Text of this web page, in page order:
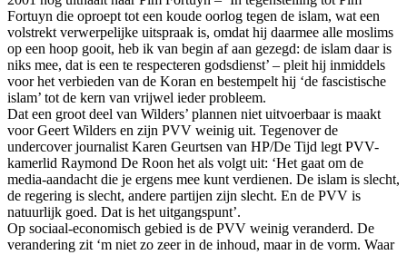
Fortuyn die oproept tot een koude oorlog tegen de islam, wat een
volstrekt verwerpelijke uitspraak is, omdat hij daarmee alle moslims
op een hoop gooit, heb ik van begin af aan gezegd: de islam daar is
niks mee, dat is een te respecteren godsdienst’ – pleit hij inmiddels
voor het verbieden van de Koran en bestempelt hij ‘de fascistische
islam’ tot de kern van vrijwel ieder probleem.
Dat een groot deel van Wilders’ plannen niet uitvoerbaar is maakt
voor Geert Wilders en zijn PVV weinig uit. Tegenover de
undercover journalist Karen Geurtsen van HP/De Tijd legt PVV-
kamerlid Raymond De Roon het als volgt uit: ‘Het gaat om de
media-aandacht die je ergens mee kunt verdienen. De islam is slecht,
de regering is slecht, andere partijen zijn slecht. En de PVV is
natuurlijk goed. Dat is het uitgangspunt’.
Op sociaal-economisch gebied is de PVV weinig veranderd. De
verandering zit ‘m niet zo zeer in de inhoud, maar in de vorm. Waar